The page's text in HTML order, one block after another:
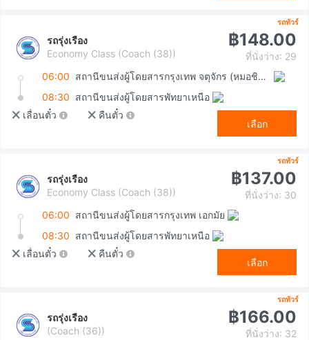
รถทัวร์
รถรุ่งเรือง
Economy Class (Coach (38))
฿148.00
ที่นั่งว่าง: 29
06:00
สถานีขนส่งผู้โดยสารกรุงเทพ จตุจักร (หมอชิต2)
08:30 สถานีขนส่งผู้โดยสารพัทยาเหนือ
เลื่อนตั๋ว
คืนตั๋ว
เลือก
รถทัวร์
รถรุ่งเรือง
Economy Class (Coach (38))
฿137.00
ที่นั่งว่าง: 30
06:00 สถานีขนส่งผู้โดยสารกรุงเทพ เอกมัย
08:30 สถานีขนส่งผู้โดยสารพัทยาเหนือ
เลื่อนตั๋ว
คืนตั๋ว
เลือก
รถทัวร์
รถรุ่งเรือง
(Coach (36))
฿166.00
ที่นั่งว่าง: 32